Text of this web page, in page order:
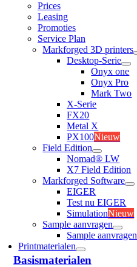
Prices
Leasing
Promoties
Service Plan
Markforged 3D printers
Desktop-Serie
Onyx one
Onyx Pro
Mark Two
X-Serie
FX20
Metal X
PX100Nieuw
Field Edition
Nomad® LW
X7 Field Edition
Markforged Software
EIGER
Test nu EIGER
SimulationNieuw
Sample aanvragen
Sample aanvragen
Printmaterialen
Basismaterialen